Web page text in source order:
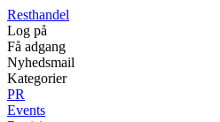
Resthandel
Log på
Få adgang
Nyhedsmail
Kategorier
PR
Events